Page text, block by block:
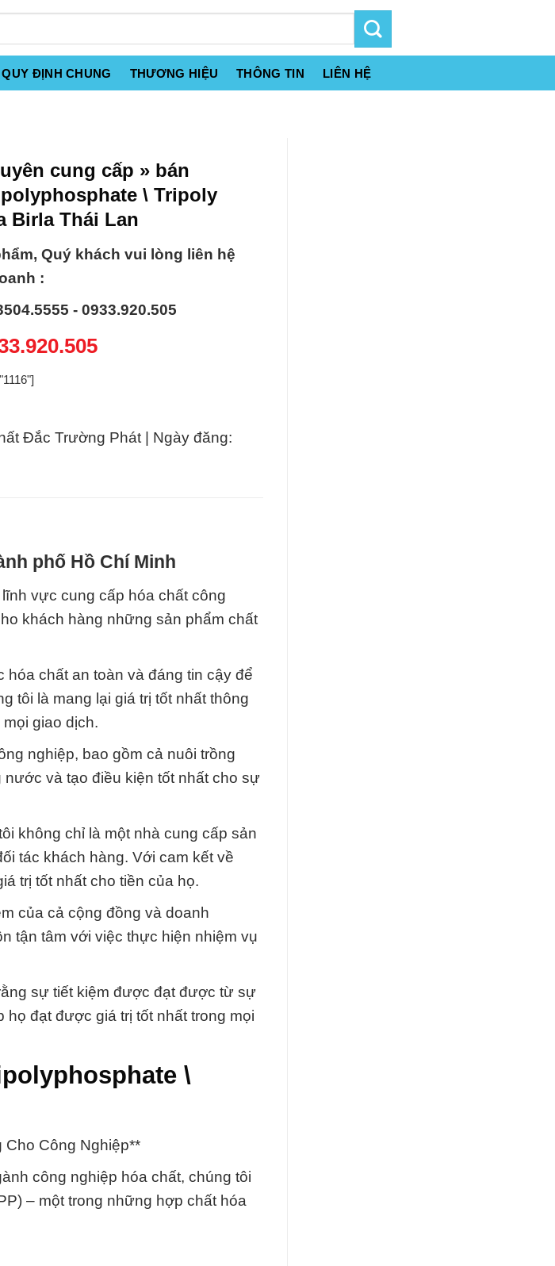
ĐỊNH CHUNG THƯƠNG HIỆU THÔNG TIN LIÊN HỆ
cung cấp » bán
\ Tripoly
Birla Thái Lan
Quý khách vui lòng liên hệ
:
- 0933.920.505
Đắc Trường Phát | Ngày đăng:
phố Hồ Chí Minh
vực cung cấp hóa chất công
khách hàng những sản phẩm chất
chất an toàn và đáng tin cậy để
tôi là mang lại giá trị tốt nhất thông
giao dịch.
nghiệp, bao gồm cả nuôi trồng
và tạo điều kiện tốt nhất cho sự
không chỉ là một nhà cung cấp sản
tác khách hàng. Với cam kết về
trị tốt nhất cho tiền của họ.
của cả cộng đồng và doanh
tận tâm với việc thực hiện nhiệm vụ
sự tiết kiệm được đạt được từ sự
đạt được giá trị tốt nhất trong mọi
\
Cho Công Nghiệp**
công nghiệp hóa chất, chúng tôi
– một trong những hợp chất hóa